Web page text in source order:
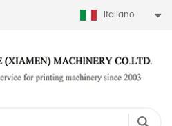
Italiano